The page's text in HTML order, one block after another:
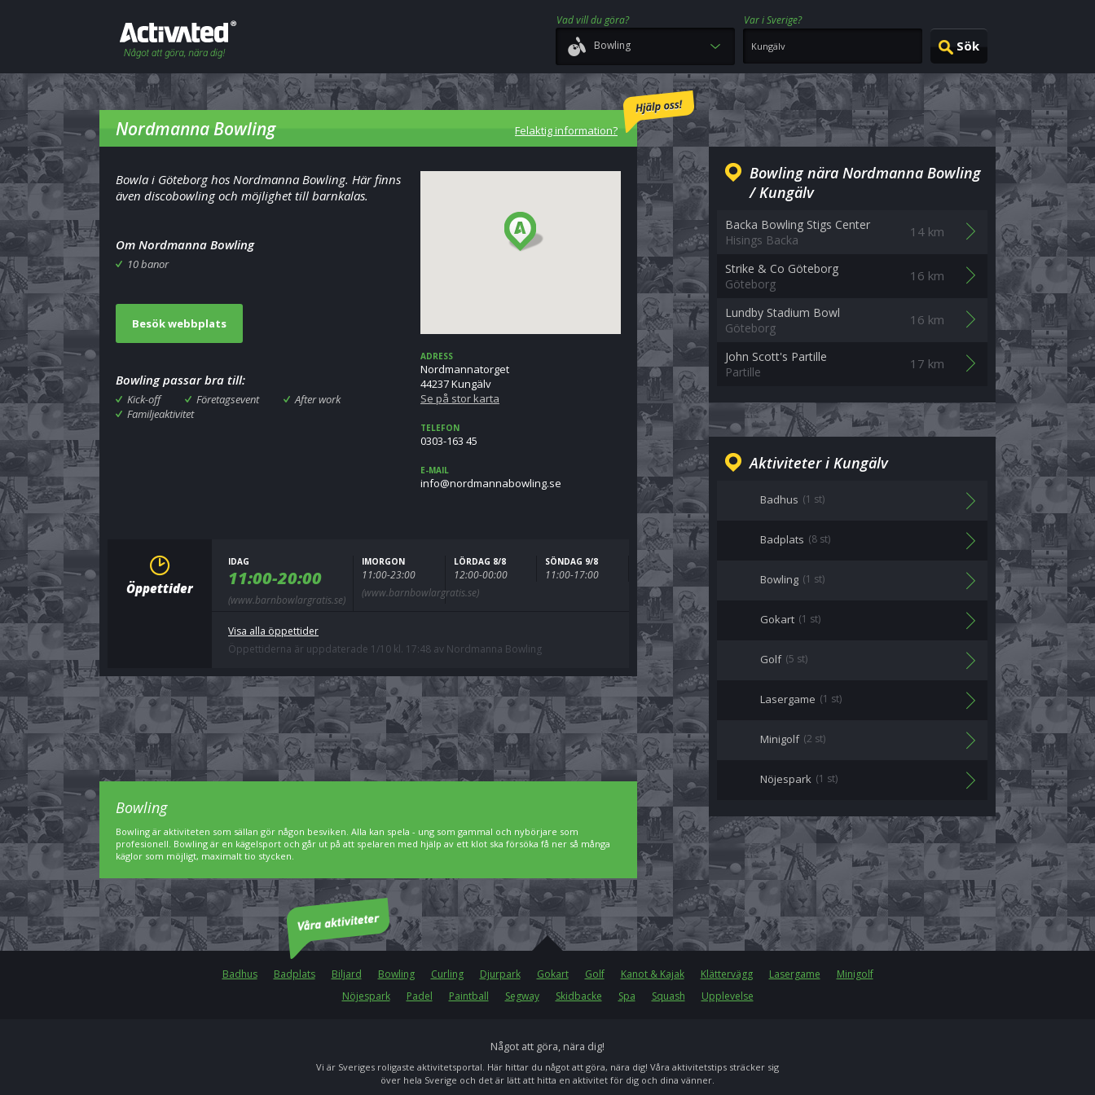
Vad vill du göra?
Var i Sverige?
Bowling
Nordmanna Bowling Felaktig information?
Bowla i Göteborg hos Nordmanna Bowling. Här finns
även discobowling och möjlighet till barnkalas.
Om Nordmanna Bowling
10 banor
Besök webbplats
Bowling passar bra till:
Kick-off Företagsevent
After work
Familjeaktivitet
ADRESS
Nordmannatorget
44237 Kungälv
Se på stor karta
TELEFON
0303-163 45
E-MAIL
es.gnilwobannamdron@ofni
Öppettider
IDAG
11:00-20:00
(www.barnbowlargratis.se)
IMORGON
11:00-23:00
(www.barnbowlargratis.se)
LÖRDAG 8/8
12:00-00:00
SÖNDAG 9/8
11:00-17:00
Visa alla öppettider
Öppettiderna är uppdaterade 1/10 kl. 17:48 av Nordmanna Bowling
Bowling nära Nordmanna Bowling
/ Kungälv
Backa Bowling Stigs Center
Hisings Backa
14 km
Strike & Co Göteborg
Göteborg
16 km
Lundby Stadium Bowl
Göteborg
16 km
John Scott's Partille
Partille
17 km
Aktiviteter i Kungälv
Badhus (1 st)
Badplats (8 st)
Bowling (1 st)
Gokart (1 st)
Golf (5 st)
Lasergame (1 st)
Minigolf (2 st)
Nöjespark (1 st)
Bowling
Bowling är aktiviteten som sällan gör någon besviken. Alla kan spela - ung som gammal och nybörjare som
profesionell. Bowling är en kägelsport och går ut på att spelaren med hjälp av ett klot ska försöka få ner så många
käglor som möjligt, maximalt tio stycken.
Badhus Badplats Biljard Bowling Curling Djurpark Gokart Golf Kanot & Kajak Klättervägg Lasergame
Minigolf
Nöjespark
Padel Paintball Segway Skidbacke Spa Squash Upplevelse
Något att göra, nära dig!
Vi är Sveriges roligaste aktivitetsportal. Här hittar du något att göra, nära dig! Våra aktivitetstips sträcker sig
över hela Sverige och det är lätt att hitta en aktivitet för dig och dina vänner.